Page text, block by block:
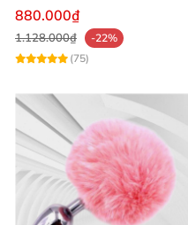
khiển từ xa thoải mái cực
880.000₫
1.128.000₫
-22%
(75)